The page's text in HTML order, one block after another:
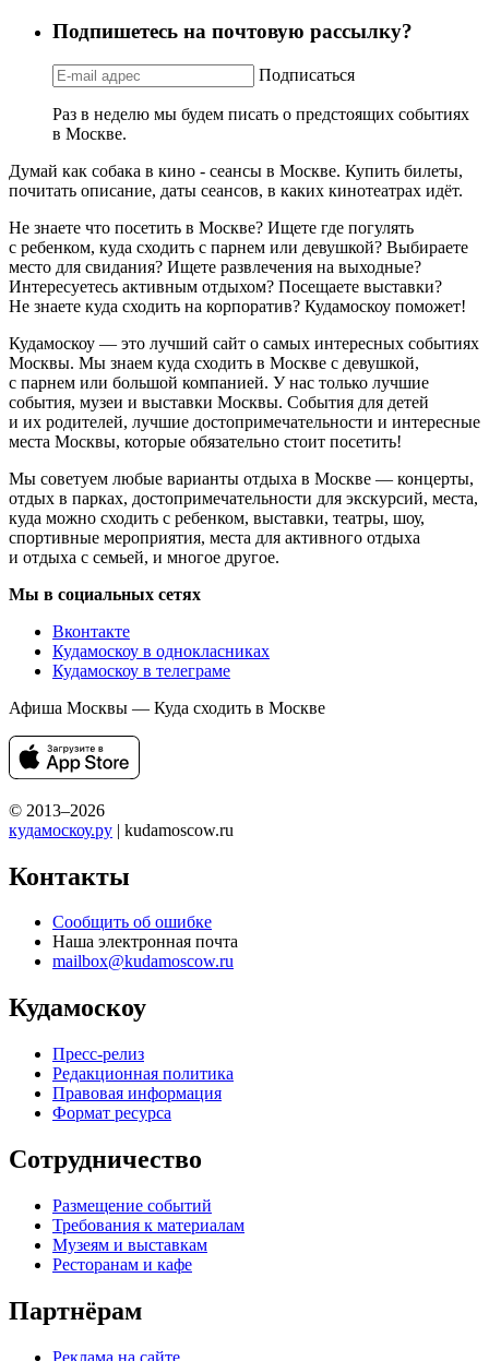
Подпишетесь на почтовую рассылку?
Подписаться
Раз в неделю мы будем писать о предстоящих событиях
в Москве.
Думай как собака в кино - сеансы в Москве. Купить билеты,
почитать описание, даты сеансов, в каких кинотеатрах идёт.
Не знаете что посетить в Москве? Ищете где погулять
с ребенком, куда сходить с парнем или девушкой? Выбираете
место для свидания? Ищете развлечения на выходные?
Интересуетесь активным отдыхом? Посещаете выставки?
Не знаете куда сходить на корпоратив? Кудамоскоу поможет!
Кудамоскоу — это лучший сайт о самых интересных событиях
Москвы. Мы знаем куда сходить в Москве с девушкой,
с парнем или большой компанией. У нас только лучшие
события, музеи и выставки Москвы. События для детей
и их родителей, лучшие достопримечательности и интересные
места Москвы, которые обязательно стоит посетить!
Мы советуем любые варианты отдыха в Москве — концерты,
отдых в парках, достопримечательности для экскурсий, места,
куда можно сходить с ребенком, выставки, театры, шоу,
спортивные мероприятия, места для активного отдыха
и отдыха с семьей, и многое другое.
Мы в социальных сетях
Вконтакте
Кудамоскоу в однокласниках
Кудамоскоу в телеграме
Афиша Москвы — Куда сходить в Москве
© 2013–2026
кудамоскоу.ру | kudamoscow.ru
Контакты
Сообщить об ошибке
Наша электронная почта
mailbox@kudamoscow.ru
Кудамоскоу
Пресс-релиз
Редакционная политика
Правовая информация
Формат ресурса
Сотрудничество
Размещение событий
Требования к материалам
Музеям и выставкам
Ресторанам и кафе
Партнёрам
Реклама на сайте